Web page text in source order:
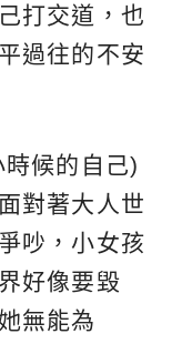
打交道，也
過往的不安
時候的自己)
對著大人世
吵，小女孩
好像要毀
無能為